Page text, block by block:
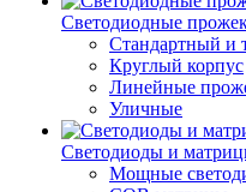
Светодиодные
Стандартный и
Круглый корпус
Линейные
Уличные
Светодиоды и
Мощные